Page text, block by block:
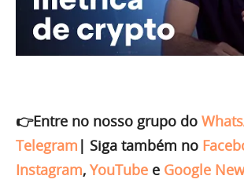
👉Entre no nosso grupo do
Telegram | Siga também no
Instagram, YouTube e Google